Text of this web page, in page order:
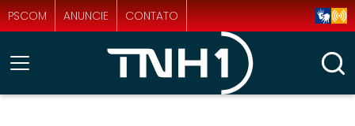
PSCOM ANUNCIE CONTATO